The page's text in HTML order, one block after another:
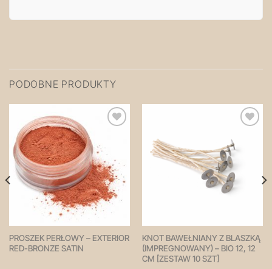
PODOBNE PRODUKTY
później!
PROSZEK PERŁOWY – EXTERIOR
RED-BRONZE SATIN
później!
KNOT BAWEŁNIANY Z BLASZKĄ
(IMPREGNOWANY) – BIO 12, 12
CM [ZESTAW 10 SZT]